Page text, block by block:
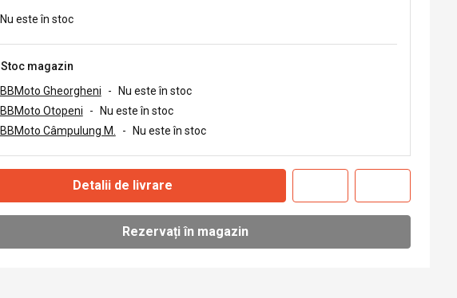
Nu este în stoc
Stoc magazin
BBMoto Gheorgheni
-
Nu este în stoc
BBMoto Otopeni
-
Nu este în stoc
BBMoto Câmpulung M.
- Nu este în stoc
Detalii de livrare
Rezervați în magazin